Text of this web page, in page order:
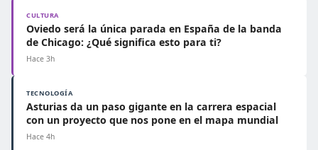
CULTURA
Oviedo será la única parada en España de la banda
de Chicago: ¿Qué significa esto para ti?
Hace 3h
TECNOLOGÍA
Asturias da un paso gigante en la carrera espacial
con un proyecto que nos pone en el mapa mundial
Hace 4h